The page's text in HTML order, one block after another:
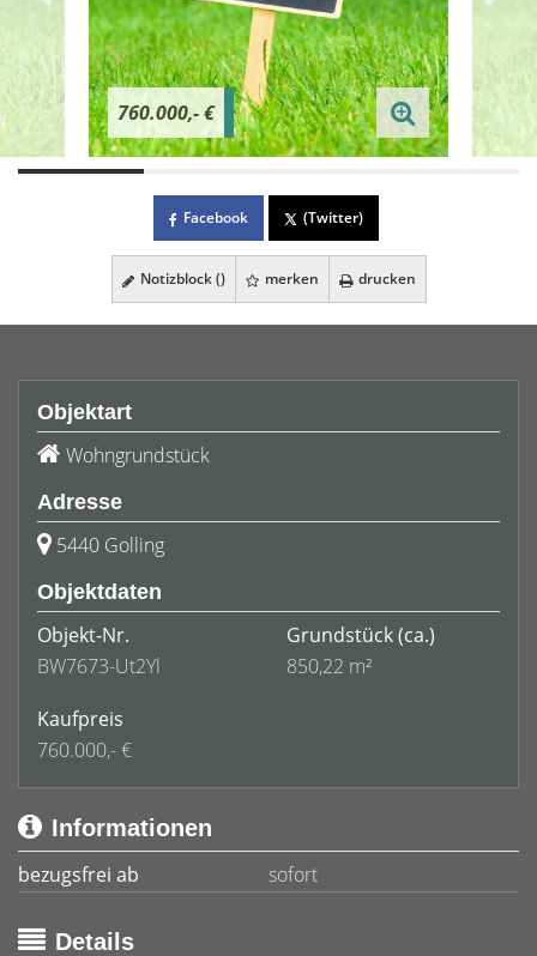
760.000,- €
Facebook (Twitter)
Notizblock () merken drucken
Objektart
Wohngrundstück
Adresse
5440 Golling
Objektdaten
Objekt-Nr.
BW7673-Ut2Yl
Grundstück(ca.)
850,22 m²
Kaufpreis
760.000,- €
Informationen
bezugsfrei ab
sofort
Details